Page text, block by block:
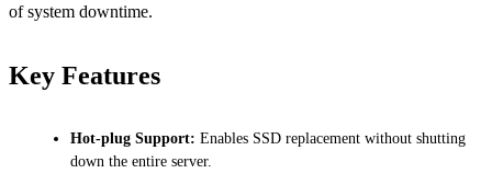
of system downtime.
Key Features
Hot-plug Support: Enables SSD replacement without shutting
down the entire server.